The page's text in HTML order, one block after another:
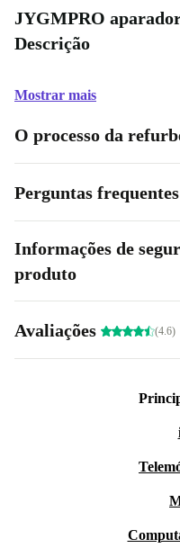
JYGMPRO
Descrição
Mostrar mais
O processo da
Perguntas frequentes
Informações de
produto
Avaliações (4.6)